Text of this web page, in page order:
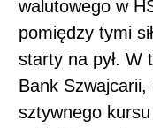
walutowego w
pomiędzy tymi
starty na pył. W
Bank
sztywnego